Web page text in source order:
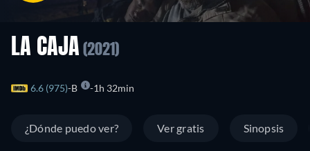
LA CAJA (2021)
6.6 (975) B 1h 32min
¿Dónde puedo ver? Ver gratis Sinopsis